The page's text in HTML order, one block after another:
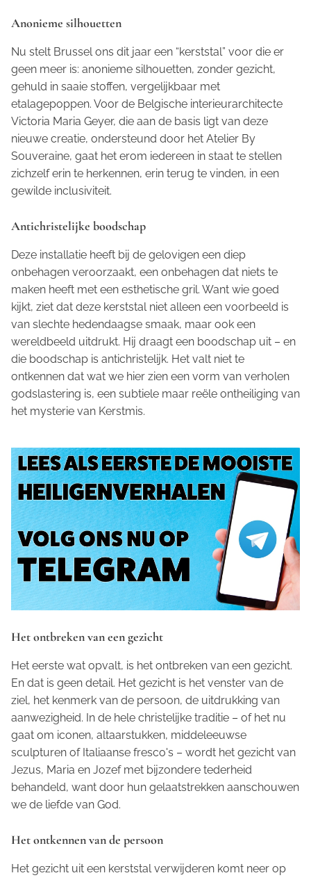
Anonieme silhouetten
Nu stelt Brussel ons dit jaar een “kerststal” voor die er
geen meer is: anonieme silhouetten, zonder gezicht,
gehuld in saaie stoffen, vergelijkbaar met
etalagepoppen. Voor de Belgische interieurarchitecte
Victoria Maria Geyer, die aan de basis ligt van deze
nieuwe creatie, ondersteund door het Atelier By
Souveraine, gaat het erom iedereen in staat te stellen
zichzelf erin te herkennen, erin terug te vinden, in een
gewilde inclusiviteit.
Antichristelijke boodschap
Deze installatie heeft bij de gelovigen een diep
onbehagen veroorzaakt, een onbehagen dat niets te
maken heeft met een esthetische gril. Want wie goed
kijkt, ziet dat deze kerststal niet alleen een voorbeeld is
van slechte hedendaagse smaak, maar ook een
wereldbeeld uitdrukt. Hij draagt een boodschap uit – en
die boodschap is antichristelijk. Het valt niet te
ontkennen dat wat we hier zien een vorm van verholen
godslastering is, een subtiele maar reële ontheiliging van
het mysterie van Kerstmis.
Het ontbreken van een gezicht
Het eerste wat opvalt, is het ontbreken van een gezicht.
En dat is geen detail. Het gezicht is het venster van de
ziel, het kenmerk van de persoon, de uitdrukking van
aanwezigheid. In de hele christelijke traditie – of het nu
gaat om iconen, altaarstukken, middeleeuwse
sculpturen of Italiaanse fresco's – wordt het gezicht van
Jezus, Maria en Jozef met bijzondere tederheid
behandeld, want door hun gelaatstrekken aanschouwen
we de liefde van God.
Het ontkennen van de persoon
Het gezicht uit een kerststal verwijderen komt neer op